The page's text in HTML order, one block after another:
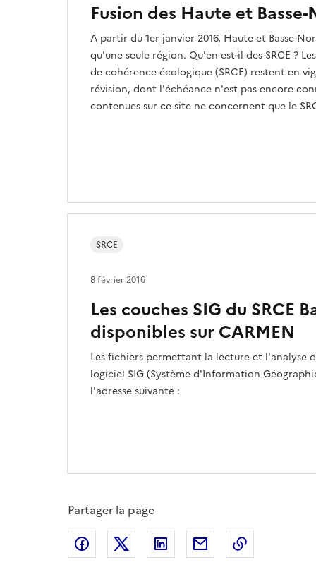
Fusion des Haute et
A partir du 1er janvier 2016, Haute et Basse-
qu'une seule région. Qu'en est-il des SRCE ?
de cohérence écologique (SRCE) restent en
révision, dont l'échéance n'est pas encore
contenues sur ce site ne concernent que le
Les couches SIG du SRCE
disponibles sur CARMEN
Les fichiers permettant la lecture et l'analyse
logiciel SIG (Système d'Information
l'adresse suivante :
SRCE
8 février 2016
Partager la page
Partager sur Facebook
Partager sur XPartager sur LinkedIn
Partager par email